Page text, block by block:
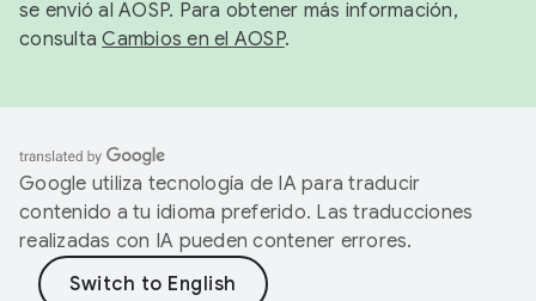
se envió al AOSP. Para obtener más información,
consultaCambios en el AOSP.
Google utiliza tecnología de IA para traducir
contenido a tu idioma preferido. Las traducciones
realizadas con IA pueden contener errores.